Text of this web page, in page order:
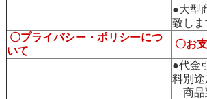
●大型
致しま
〇プライバシー・ポリシーにつ
いて
〇お
●代金
料別途
商品